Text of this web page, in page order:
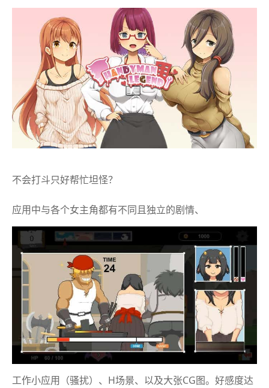
不会打斗只好帮忙坦怪？
应用中与各个女主角都有不同且独立的剧情、
工作小应用（骚扰）、H场景、以及大张CG图。好感度达